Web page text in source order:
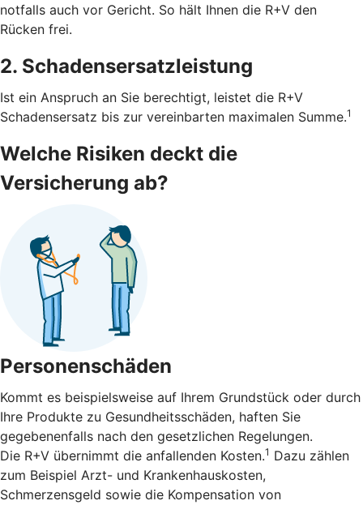
notfalls auch vor Gericht. So hält Ihnen die R+V den
Rücken frei.
2. Schadensersatzleistung
Ist ein Anspruch an Sie berechtigt, leistet die R+V
Schadensersatz bis zur vereinbarten maximalen Summe.1
Welche Risiken deckt die
Versicherung ab?
Personenschäden
Kommt es beispielsweise auf Ihrem Grundstück oder durch
Ihre Produkte zu Gesundheitsschäden, haften Sie
gegebenenfalls nach den gesetzlichen Regelungen.
Die R+V übernimmt die anfallenden Kosten.1 Dazu zählen
zum Beispiel Arzt- und Krankenhauskosten,
Schmerzensgeld sowie die Kompensation von